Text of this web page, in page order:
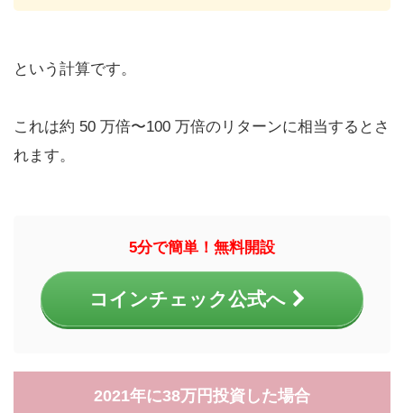
という計算です。
これは約 50 万倍〜100 万倍のリターンに相当するとさ
れます。
5分で簡単！無料開設
コインチェック公式へ
2021年に38万円投資した場合